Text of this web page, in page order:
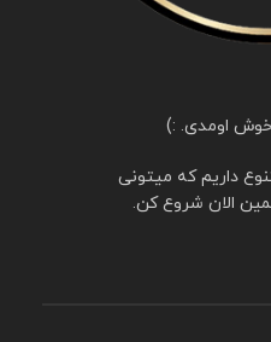
خوش اومدی. :)
داریم که میتونی
الان شروع کن.